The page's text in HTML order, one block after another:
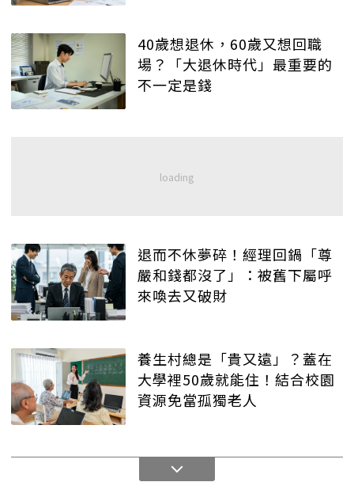
40歲想退休，60歲又想回職
場？「大退休時代」最重要的
不一定是錢
退而不休夢碎！經理回鍋「尊
嚴和錢都沒了」：被舊下屬呼
來喚去又破財
養生村總是「貴又遠」？蓋在
大學裡50歲就能住！結合校園
資源免當孤獨老人